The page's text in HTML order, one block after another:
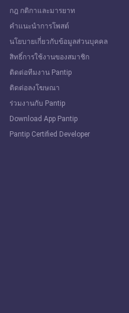
Explore
กฎ กติกาและมารยาท
คำแนะนำการโพสต์
นโยบายเกี่ยวกับข้อมูลส่วนบุคคล
สิทธิ์การใช้งานของสมาชิก
ติดต่อทีมงาน Pantip
ติดต่อลงโฆษณา
ร่วมงานกับ Pantip
Download App Pantip
Pantip Certified Developer